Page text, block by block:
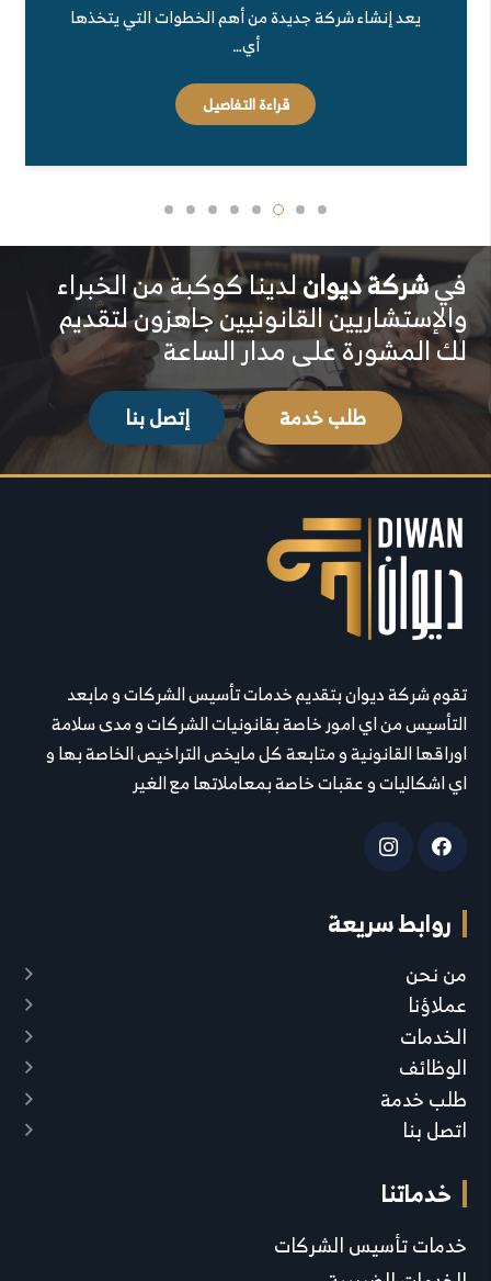
يمنحك تأسيس شركة استثمار كيانًا قانونيًا منظمًا
تستطيع من خلاله…
قراءة التفاصيل
فيشركة ديوانلدينا كوكبة من الخبراء
والإستشاريين القانونيين جاهزون لتقديم
لك المشورة على مدار الساعة
طلب خدمة إتصل بنا
تقوم شركة ديوان بتقديم خدمات تأسيس الشركات و مابعد
التأسيس من اي امور خاصة بقانونيات الشركات و مدى سلامة
اوراقها القانونية و متابعة كل مايخص التراخيص الخاصة بها و
اي اشكاليات و عقبات خاصة بمعاملاتها مع الغير
روابط سريعة
من نحن
عملاؤنا
الخدمات
الوظائف
طلب خدمة
اتصل بنا
خدماتنا
خدمات تأسيس الشركات